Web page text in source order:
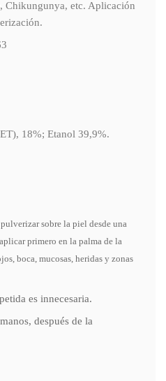
Chikungunya, etc. Aplicación
18%; Etanol 39,9%.
sobre la piel desde una
primero en la palma de la
boca, mucosas, heridas y zonas
es innecesaria.
después de la